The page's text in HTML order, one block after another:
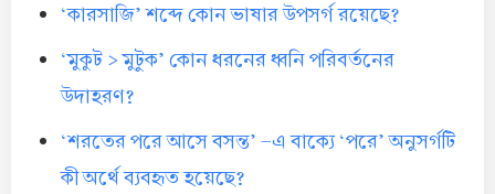
‘কারসাজি’ শব্দে কোন ভাষার উপসর্গ রয়েছে?
‘মুকুট > মুটুক’ কোন ধরনের ধ্বনি পরিবর্তনের
উদাহরণ?
‘শরতের পরে আসে বসন্ত’ -এ বাক্যে ‘পরে’ অনুসর্গটি
কী অর্থে ব্যবহৃত হয়েছে?